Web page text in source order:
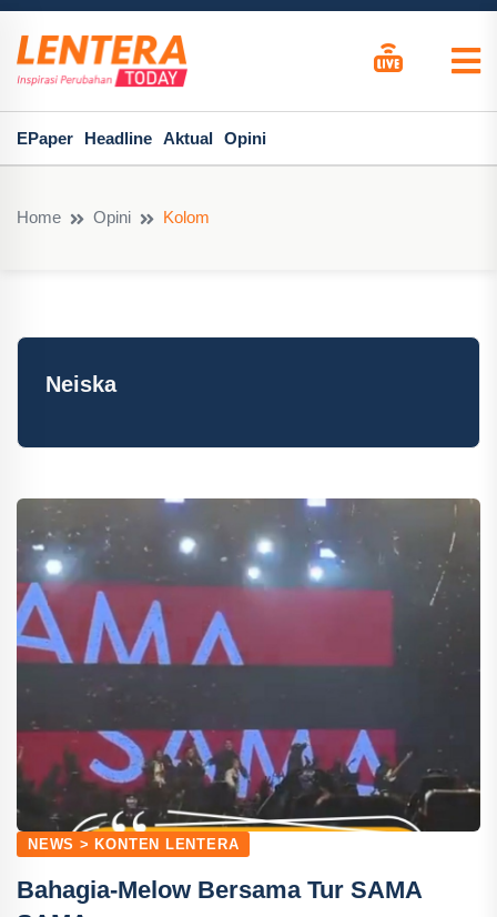
EPaper Headline Aktual Opini
Home Opini Kolom
Neiska
NEWS > KONTEN LENTERA
Bahagia-Melow Bersama Tur SAMA